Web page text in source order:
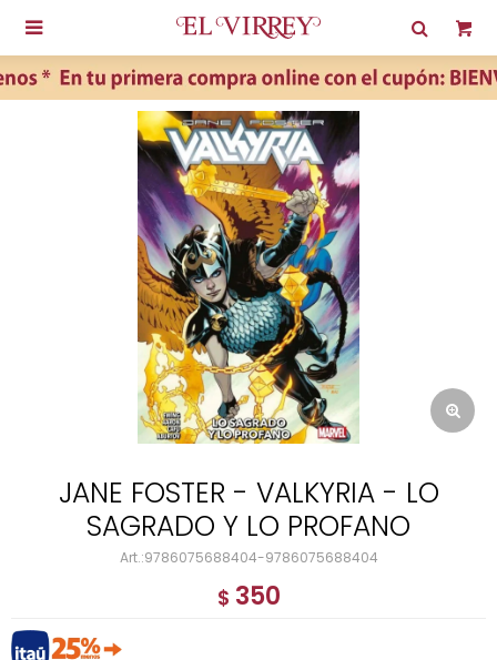

JANE FOSTER - VALKYRIA - LO
SAGRADO Y LO PROFANO
9786075688404-9786075688404
$ 350